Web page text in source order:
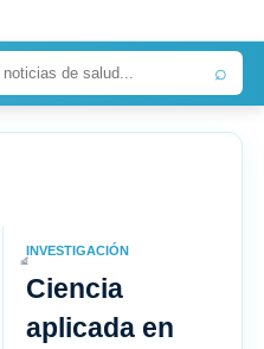
⌕
INVESTIGACIÓN
Ciencia
aplicada en